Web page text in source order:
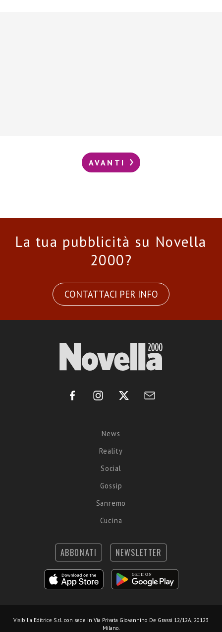
AVANTI
La tua pubblicità su Novella
2000?
CONTATTACI PER INFO
News
Reality
Social
Gossip
Sanremo
Cucina
ABBONATI NEWSLETTER
Visibilia Editrice S.r.l. con sede in Via Privata Giovannino De Grassi 12/12A, 20123
Milano.